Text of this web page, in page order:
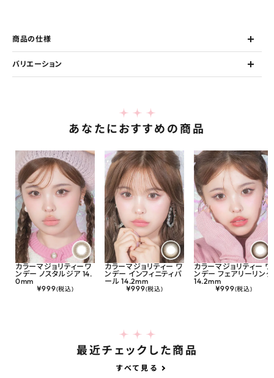
商品の仕様
バリエーション
あなたにおすすめの商品
カラーマジョリティーワ
ンデー ノスタルジア 14.
0mm
¥999(税込)
カラーマジョリティー ワ
ンデー インフィニティパ
ール 14.2mm
¥999(税込)
カラーマジョリティー ワ
ンデー フェアリーリング
14.2mm
¥999(税込)
最近チェックした商品
すべて見る